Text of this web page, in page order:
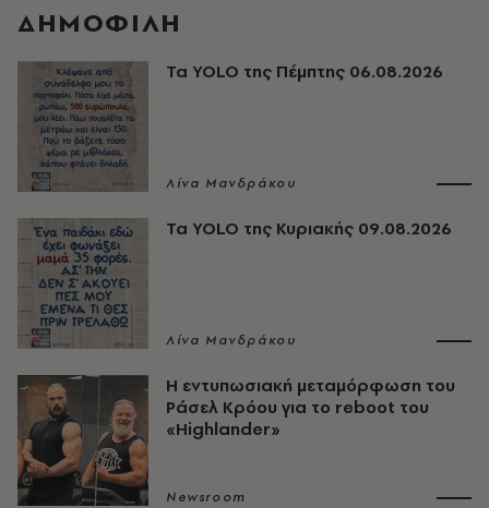
ΔΗΜΟΦΙΛΗ
Τα YOLO της Πέμπτης 06.08.2026
Λίνα Μανδράκου
Τα YOLO της Κυριακής 09.08.2026
Λίνα Μανδράκου
Η εντυπωσιακή μεταμόρφωση του
Ράσελ Κρόου για το reboot του
«Highlander»
Newsroom